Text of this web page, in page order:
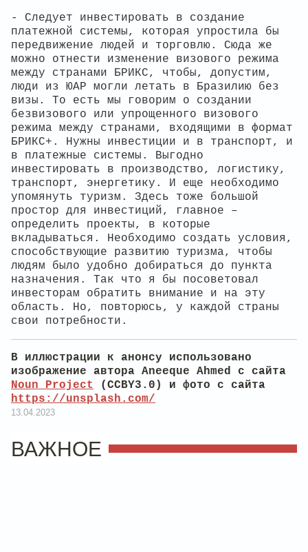
- Следует инвестировать в создание
платежной системы, которая упростила бы
передвижение людей и торговлю. Сюда же
можно отнести изменение визового режима
между странами БРИКС, чтобы, допустим,
люди из ЮАР могли летать в Бразилию без
визы. То есть мы говорим о создании
безвизового или упрощенного визового
режима между странами, входящими в формат
БРИКС+. Нужны инвестиции и в транспорт, и
в платежные системы. Выгодно
инвестировать в производство, логистику,
транспорт, энергетику. И еще необходимо
упомянуть туризм. Здесь тоже большой
простор для инвестиций, главное –
определить проекты, в которые
вкладываться. Необходимо создать условия,
способствующие развитию туризма, чтобы
людям было удобно добираться до пункта
назначения. Так что я бы посоветовал
инвесторам обратить внимание и на эту
область. Но, повторюсь, у каждой страны
свои потребности.
В иллюстрации к анонсу использовано
изображение автора Aneeque Ahmed с сайта
Noun Project
(CCBY3.0) и фото с сайта
https://unsplash.com/
13.04.2023
ВАЖНОЕ